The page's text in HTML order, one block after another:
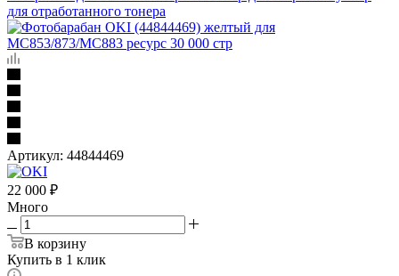
для отработанного тонера
Артикул: 44844469
22 000 ₽
Много
В корзину
Купить в 1 клик